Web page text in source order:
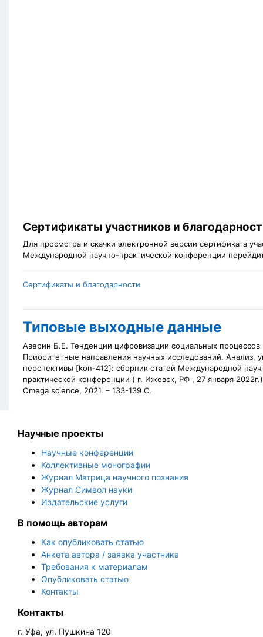
Сертификаты участников и
Для просмотра и скачки электронной версии сертификата
Международной научно-практической конференции
Сертификаты и благодарности
Типовые выходные данные
Аверин Б.Е. Тенденции цифровизации социальных процессов
Приоритетные направления научных исследований. Анализ,
перспективы [kon-412]: сборник статей Международной
практической конференции ( г. Ижевск, РФ , 27 января
Omega science, 2021. – 133-139 С.
Научные проекты
Научные конференции
Коллективные монографии
Журнал Матрица научного познания
Журнал Символ науки
Издательские услуги
В помощь авторам
Как опубликовать статью
Анкета автора / заявка участника
Требования к материалам
Опубликовать статью
Контакты
Контакты
г. Уфа, ул. Пушкина 120